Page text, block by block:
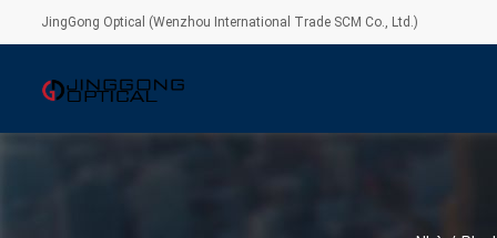
JingGong Optical (Wenzhou International Trade SCM Co., Ltd.)